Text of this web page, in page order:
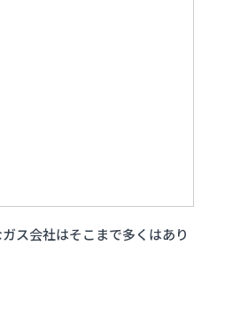
ス会社はそこまで多くはあり